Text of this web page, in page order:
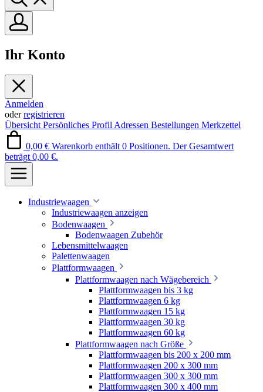
Ihr Konto
Anmelden
oderregistrieren
Übersicht Persönliches Profil Adressen Bestellungen Merkzettel
0,00 € Warenkorb enthält 0 Positionen. Der Gesamtwert
beträgt 0,00 €.
Industriewaagen
Industriewaagen anzeigen
Bodenwaagen
Bodenwaagen Zubehör
Lebensmittelwaagen
Palettenwaagen
Plattformwaagen
Plattformwaagen nach Wägebereich
Plattformwaagen bis 3 kg
Plattformwaagen 6 kg
Plattformwaagen 15 kg
Plattformwaagen 30 kg
Plattformwaagen 60 kg
Plattformwaagen nach Größe
Plattformwaagen bis 200 x 200 mm
Plattformwaagen 200 x 300 mm
Plattformwaagen 300 x 300 mm
Plattformwaagen 300 x 400 mm